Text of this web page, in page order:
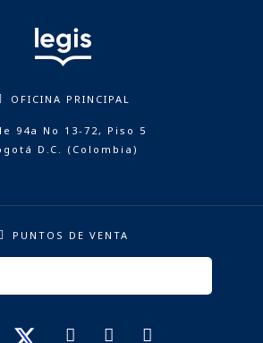
OFICINA PRINCIPAL
94a No 13-72, Piso 5
D.C. (Colombia)
PUNTOS DE VENTA